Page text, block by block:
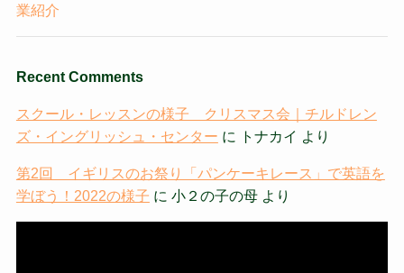
業紹介
Recent Comments
スクール・レッスンの様子 クリスマス会｜チルドレン
ズ・イングリッシュ・センター に トナカイ より
第2回 イギリスのお祭り「パンケーキレース」で英語を
学ぼう！2022の様子 に 小２の子の母より